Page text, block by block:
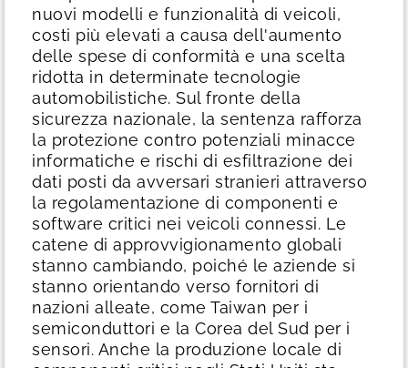
nuovi modelli e funzionalità di veicoli,
costi più elevati a causa dell'aumento
delle spese di conformità e una scelta
ridotta in determinate tecnologie
automobilistiche. Sul fronte della
sicurezza nazionale, la sentenza rafforza
la protezione contro potenziali minacce
informatiche e rischi di esfiltrazione dei
dati posti da avversari stranieri attraverso
la regolamentazione di componenti e
software critici nei veicoli connessi. Le
catene di approvvigionamento globali
stanno cambiando, poiché le aziende si
stanno orientando verso fornitori di
nazioni alleate, come Taiwan per i
semiconduttori e la Corea del Sud per i
sensori. Anche la produzione locale di